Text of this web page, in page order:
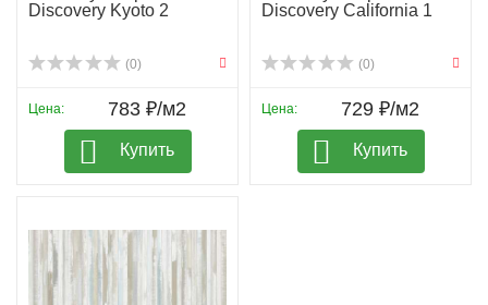
Discovery Kyoto 2
(0)
Цена: 783 ₽/м2
Купить
Discovery California 1
(0)
Цена: 729 ₽/м2
Купить